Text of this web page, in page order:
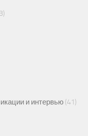
и интервью (41)